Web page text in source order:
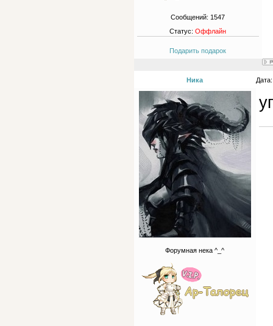
Сообщений: 1547
Статус:Оффлайн
Подарить подарок
Ника
Форумная нека ^_^